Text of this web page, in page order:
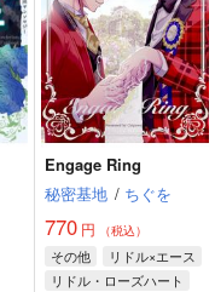
Engage Ring
秘密基地 / ちぐを
770円 （税込）
その他
リドル×エース
リドル・ローズハート